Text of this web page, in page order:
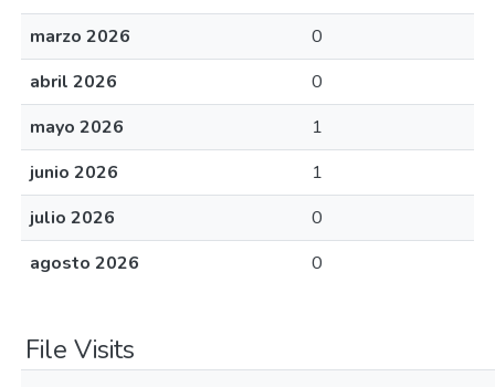
marzo 2026
0
abril 2026
0
mayo 2026
1
junio 2026
1
julio 2026
0
agosto 2026
0
File Visits